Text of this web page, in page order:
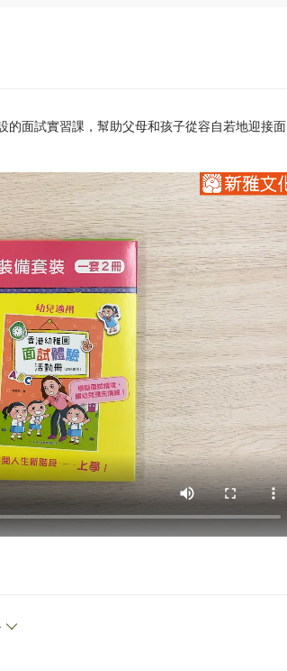
的面試實習課，幫助父母和孩子從容自若地迎接面